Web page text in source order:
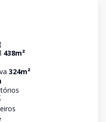
438m²
324m²
s
s